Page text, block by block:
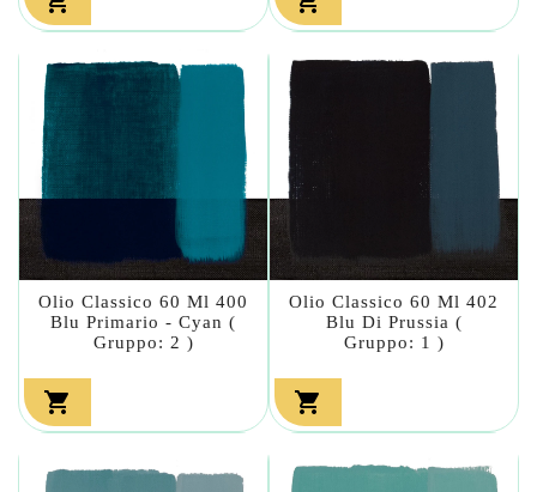
Olio Classico 60 Ml 400
Blu Primario - Cyan (
Gruppo: 2 )

Olio Classico 60 Ml 402
Blu Di Prussia (
Gruppo: 1 )
